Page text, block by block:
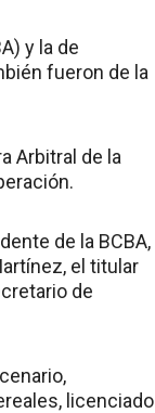
y la de
fueron de la
Arbitral de la
de la BCBA,
el titular
de
licenciado